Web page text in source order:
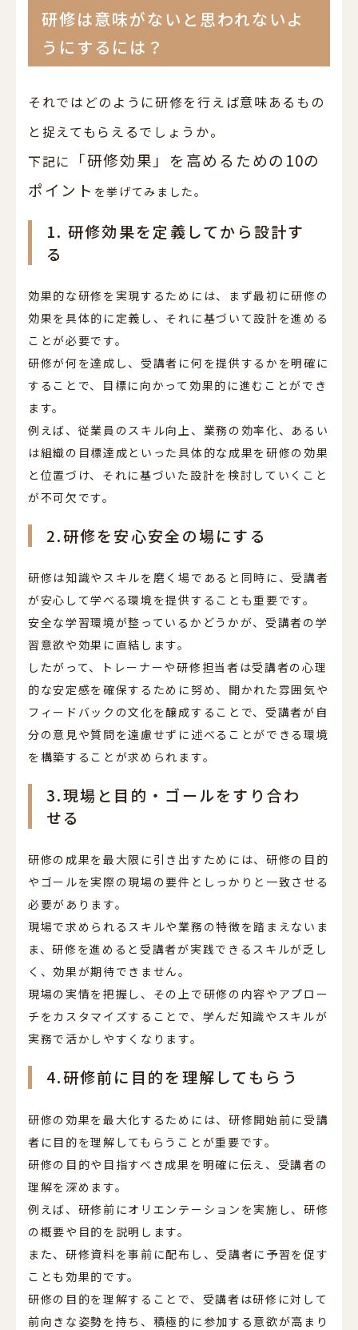
研修は意味がないと思われないよ
うにするには？
それではどのように研修を行えば意味あるもの
と捉えてもらえるでしょうか。
下記に
「研修効果」を高めるための10の
ポイント を挙げてみました。
1. 研修効果を定義してから設計す
る
効果的な研修を実現するためには、まず最初に研修の
効果を具体的に定義し、それに基づいて設計を進める
ことが必要です。
研修が何を達成し、受講者に何を提供するかを明確に
することで、目標に向かって効果的に進むことができ
ます。
例えば、従業員のスキル向上、業務の効率化、あるい
は組織の目標達成といった具体的な成果を研修の効果
と位置づけ、それに基づいた設計を検討していくこと
が不可欠です。
2.研修を安心安全の場にする
研修は知識やスキルを磨く場であると同時に、受講者
が安心して学べる環境を提供することも重要です。
安全な学習環境が整っているかどうかが、受講者の学
習意欲や効果に直結します。
したがって、トレーナーや研修担当者は受講者の心理
的な安定感を確保するために努め、開かれた雰囲気や
フィードバックの文化を醸成することで、受講者が自
分の意見や質問を遠慮せずに述べることができる環境
を構築することが求められます。
3.現場と目的・ゴールをすり合わ
せる
研修の成果を最大限に引き出すためには、研修の目的
やゴールを実際の現場の要件としっかりと一致させる
必要があります。
現場で求められるスキルや業務の特徴を踏まえないま
ま、研修を進めると受講者が実践できるスキルが乏し
く、効果が期待できません。
現場の実情を把握し、その上で研修の内容やアプロー
チをカスタマイズすることで、学んだ知識やスキルが
実務で活かしやすくなります。
4.研修前に目的を理解してもらう
研修の効果を最大化するためには、研修開始前に受講
者に目的を理解してもらうことが重要です。
研修の目的や目指すべき成果を明確に伝え、受講者の
理解を深めます。
例えば、研修前にオリエンテーションを実施し、研修
の概要や目的を説明します。
また、研修資料を事前に配布し、受講者に予習を促す
ことも効果的です。
研修の目的を理解することで、受講者は研修に対して
前向きな姿勢を持ち、積極的に参加する意欲が高まり